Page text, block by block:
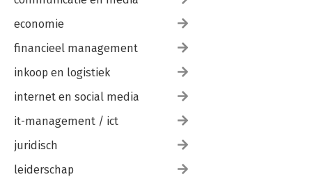
economie
financieel management
inkoop en logistiek
internet en social media
it-management / ict
juridisch
leiderschap